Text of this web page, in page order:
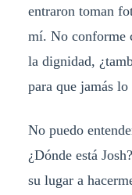
entraron toman
mí. No conforme
la dignidad,
para que jamás
No puedo
¿Dónde está
su lugar a